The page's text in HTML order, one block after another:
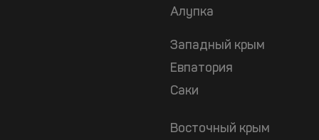
Алупка
Западный крым
Евпатория
Саки
Восточный крым